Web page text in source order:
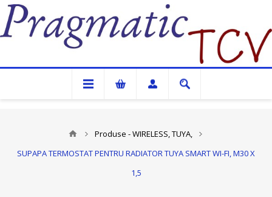
Pragmatic TCV
Produse - WIRELESS, TUYA,
SUPAPA TERMOSTAT PENTRU RADIATOR TUYA SMART WI-FI, M30 X
1,5